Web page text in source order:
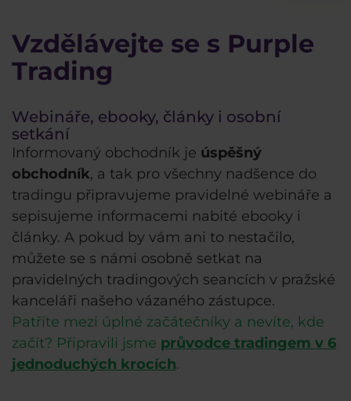
Vzdělávejte se s Purple
Trading
Webináře, ebooky, články i osobní
setkání
Informovaný obchodník je úspěšný
obchodník, a tak pro všechny nadšence do
tradingu připravujeme pravidelné webináře a
sepisujeme informacemi nabité ebooky i
články. A pokud by vám ani to nestačilo,
můžete se s námi osobně setkat na
pravidelných tradingových seancích v pražské
kanceláři našeho vázaného zástupce.
Patříte mezi úplné začátečníky a nevíte, kde
začít? Připravili jsme průvodce tradingem v 6
jednoduchých krocích.